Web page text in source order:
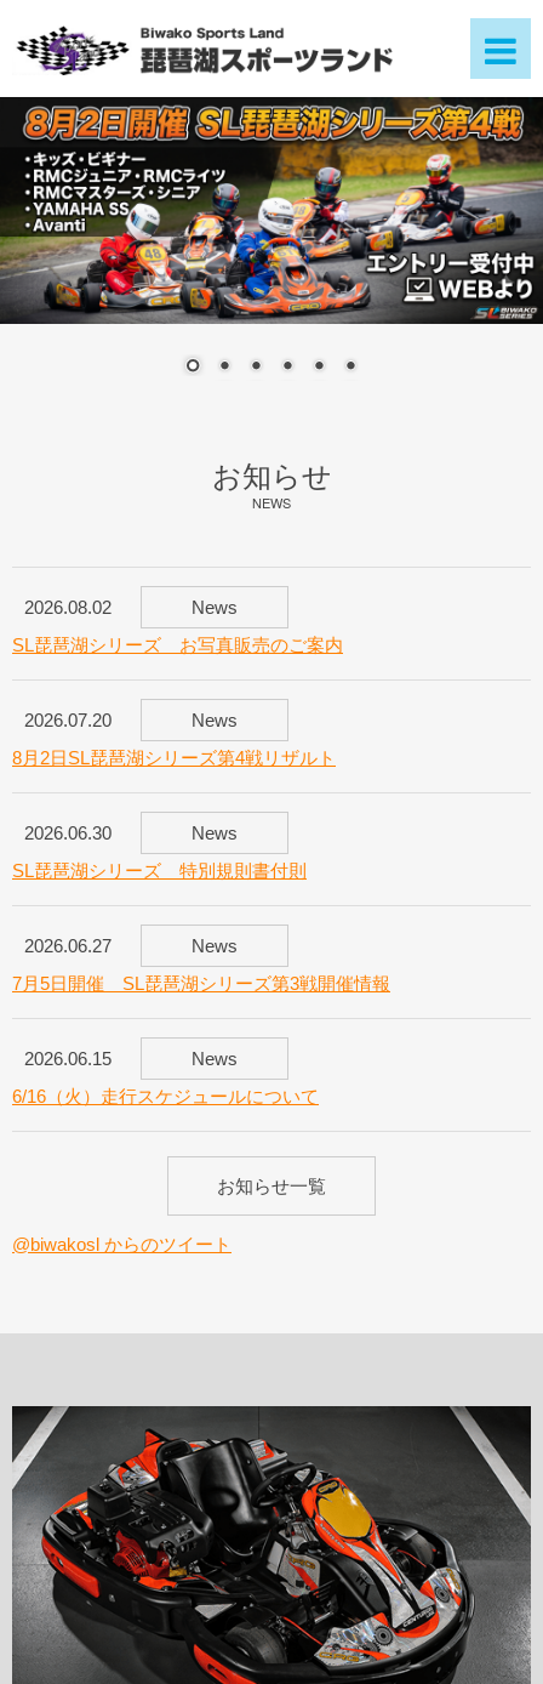
お知らせ
NEWS
2026.08.02
News
SL琵琶湖シリーズ お写真販売のご案内
2026.07.20
News
8月2日SL琵琶湖シリーズ第4戦リザルト
2026.06.30
News
SL琵琶湖シリーズ 特別規則書付則
2026.06.27
News
7月5日開催 SL琵琶湖シリーズ第3戦開催情報
2026.06.15
News
6/16（火）走行スケジュールについて
お知らせ一覧
@biwakosl からのツイート